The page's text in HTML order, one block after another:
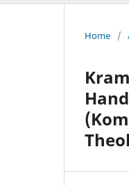
Home /